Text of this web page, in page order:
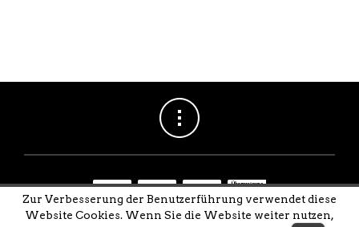
Zur Verbesserung der Benutzerführung verwendet diese
Website Cookies. Wenn Sie die Website weiter nutzen,